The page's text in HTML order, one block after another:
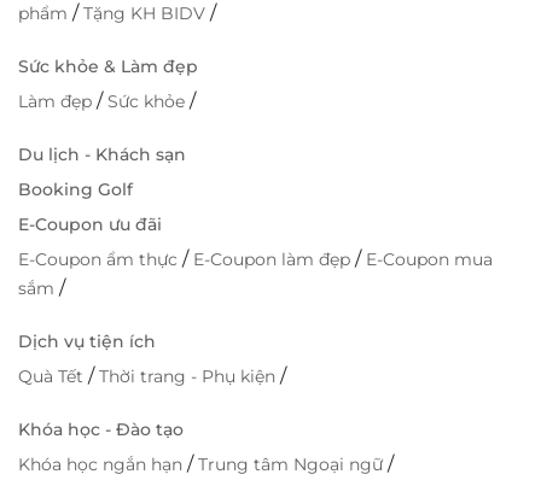
phẩm /Tặng KH BIDV /
Sức khỏe & Làm đẹp
Làm đẹp /Sức khỏe /
Du lịch - Khách sạn
Booking Golf
E-Coupon ưu đãi
E-Coupon ẩm thực / E-Coupon làm đẹp / E-Coupon mua
sắm /
Dịch vụ tiện ích
Quà Tết /Thời trang - Phụ kiện /
Khóa học - Đào tạo
Khóa học ngắn hạn /Trung tâm Ngoại ngữ/